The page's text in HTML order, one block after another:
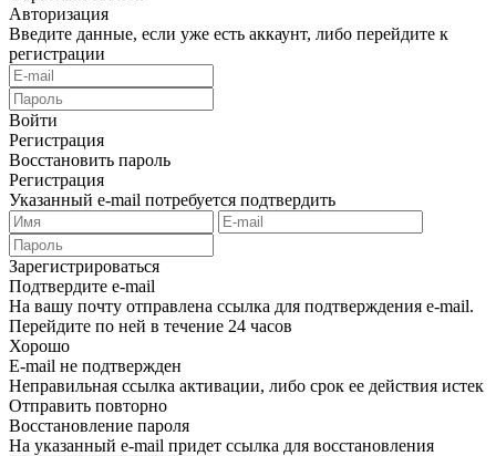
Авторизация
Введите данные, если уже есть аккаунт, либо перейдите к
регистрации
Войти
Регистрация
Восстановить пароль
Регистрация
Указанный e-mail потребуется подтвердить
Зарегистрироваться
Подтвердите e-mail
На вашу почту отправлена ссылка для подтверждения e-mail.
Перейдите по ней в течение 24 часов
Хорошо
E-mail не подтвержден
Неправильная ссылка активации, либо срок ее действия истек
Отправить повторно
Восстановление пароля
На указанный e-mail придет ссылка для восстановления